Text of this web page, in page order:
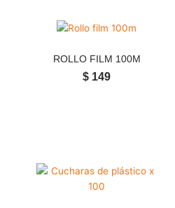
ROLLO FILM 100M
$ 149